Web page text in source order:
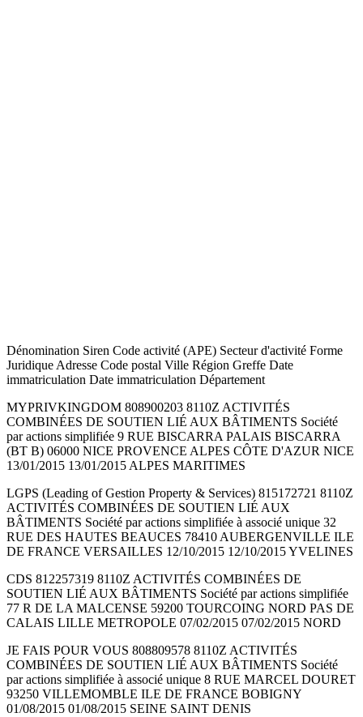
Dénomination Siren Code activité (APE) Secteur d'activité Forme
Juridique Adresse Code postal Ville Région Greffe Date
immatriculation Date immatriculation Département
MYPRIVKINGDOM 808900203 8110Z ACTIVITÉS
COMBINÉES DE SOUTIEN LIÉ AUX BÂTIMENTS Société
par actions simplifiée 9 RUE BISCARRA PALAIS BISCARRA
(BT B) 06000 NICE PROVENCE ALPES CÔTE D'AZUR NICE
13/01/2015 13/01/2015 ALPES MARITIMES
LGPS (Leading of Gestion Property & Services) 815172721 8110Z
ACTIVITÉS COMBINÉES DE SOUTIEN LIÉ AUX
BÂTIMENTS Société par actions simplifiée à associé unique 32
RUE DES HAUTES BEAUCES 78410 AUBERGENVILLE ILE
DE FRANCE VERSAILLES 12/10/2015 12/10/2015 YVELINES
CDS 812257319 8110Z ACTIVITÉS COMBINÉES DE
SOUTIEN LIÉ AUX BÂTIMENTS Société par actions simplifiée
77 R DE LA MALCENSE 59200 TOURCOING NORD PAS DE
CALAIS LILLE METROPOLE 07/02/2015 07/02/2015 NORD
JE FAIS POUR VOUS 808809578 8110Z ACTIVITÉS
COMBINÉES DE SOUTIEN LIÉ AUX BÂTIMENTS Société
par actions simplifiée à associé unique 8 RUE MARCEL DOURET
93250 VILLEMOMBLE ILE DE FRANCE BOBIGNY
01/08/2015 01/08/2015 SEINE SAINT DENIS